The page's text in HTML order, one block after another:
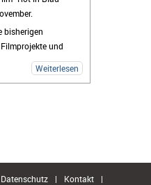
bisherigen
und
Weiterlesen
Datenschutz | Kontakt
|